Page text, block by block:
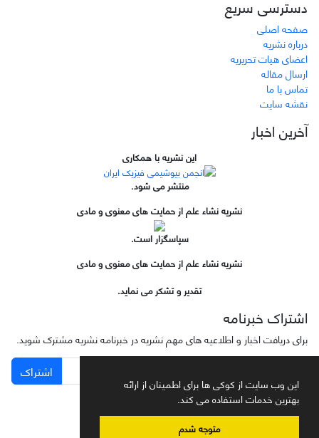
این وب سایت از کوکی ها برای اطمینان از ارائه
بهترین خدمات استفاده می کند.
متوجه شدم
دسترسی سریع
صفحه اصلی
درباره نشریه
اعضای هیات تحریریه
ارسال مقاله
تماس با ما
نقشه سایت
آخرین اخبار
این نشریه با همکاری
منتشر می شود.
نشریه نشاء علم از حمایت های معنوی و مادی
سپاسگزار است.
نشریه نشاء علم از حمایت های معنوی و مادی
تقدیر و تشکر می نماید.
اشتراک خبرنامه
برای دریافت اخبار و اطلاعیه های مهم نشریه در خبرنامه نشریه مشترک شوید.
اشتراک